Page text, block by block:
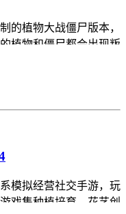
的植物大战僵尸版本，
植物和僵尸都会出现叛
需要灵活的布局，还有
模拟经营社交手游，玩
戏集种植培育、花艺创